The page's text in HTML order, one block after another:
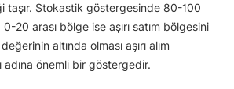
taşır. Stokastik göstergesinde 80-100
0-20 arası bölge ise aşırı satım bölgesini
altında olması aşırı alım
adına önemli bir göstergedir.